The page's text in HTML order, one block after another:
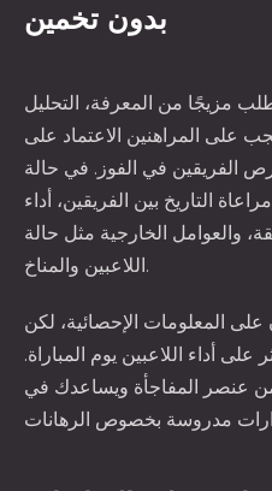
بدون تخمين
مزيجًا من المعرفة، التحليل
على المراهنين الاعتماد على
الفريقين في الفوز. في حالة
التاريخ بين الفريقين، أداء
والعوامل الخارجية مثل حالة
اللاعبين والمناخ.
على المعلومات الإحصائية، لكن
على أداء اللاعبين يوم المباراة.
من عنصر المفاجأة ويساعدك في